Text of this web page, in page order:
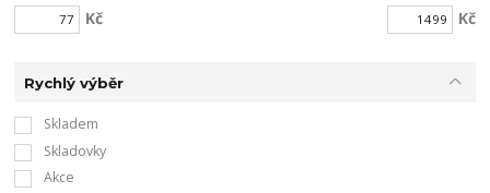
Kč Kč
Rychlý výběr
Skladem
Skladovky
Akce